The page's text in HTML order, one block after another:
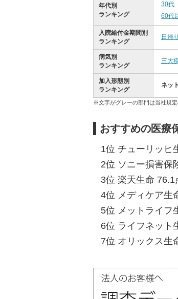
年代別
ランキング
30代
60代
入院給付金期間別
ランキング
日帰
病気別
ランキング
三大
加入形態別
ランキング
ネッ
※文字がグレーの部門は当社規定
おすすめの医療
1位 チューリッヒ
2位 ソニー損害保
3位 楽天生命 76.1
4位 メディケア生
5位 メットライフ
6位 ライフネット
7位 オリックス生